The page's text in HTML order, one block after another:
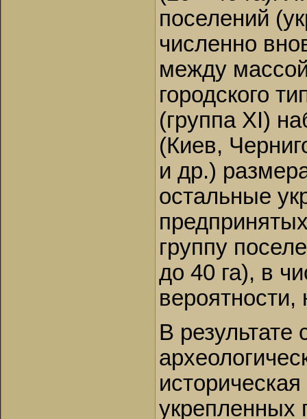
поселений
численно
между
городского
(группа XI)
(Киев,
и др.)
остальные
группу
до 40 га), в
В результате
укрепленных